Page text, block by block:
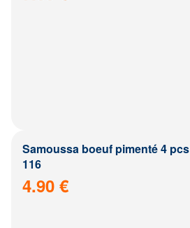
Samoussa boeuf pimenté 4 pcs
116
4.90 €